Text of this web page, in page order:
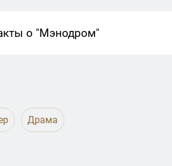
о "Мэнодром"
Драма